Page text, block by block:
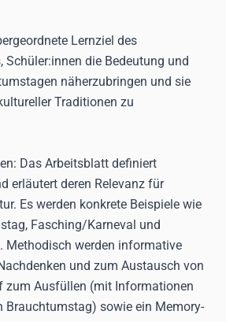
Lernziel des
Schüler:innen die Bedeutung und
näherzubringen und sie
Traditionen zu
Das Arbeitsblatt definiert
erläutert deren Relevanz für
Es werden konkrete Beispiele wie
Fasching/Karneval und
Methodisch werden informative
und zum Austausch von
zum Ausfüllen (mit Informationen
Brauchtumstag) sowie ein Memory-